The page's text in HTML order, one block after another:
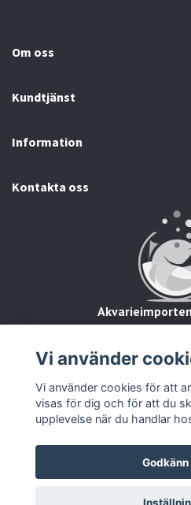
Om oss
Kundtjänst
Information
Kontakta oss
28234
Org.nr:
© 2026
Vi använder
Vi använder cookies för att
visas för dig och för att du
upplevelse när du handlar
Godkänn